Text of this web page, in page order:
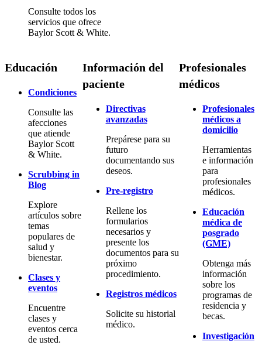
Consulte todos los
servicios que ofrece
Baylor Scott & White.
Educación
Condiciones
Consulte las
afecciones
que atiende
Baylor Scott
& White.
Scrubbing in
Blog
Explore
artículos sobre
temas
populares de
salud y
bienestar.
Clases y
eventos
Encuentre
clases y
eventos cerca
de usted.
Información del
paciente
Directivas
avanzadas
Prepárese para su
futuro
documentando sus
deseos.
Pre-registro
Rellene los
formularios
necesarios y
presente los
documentos para su
próximo
procedimiento.
Registros médicos
Solicite su historial
médico.
Profesionales
médicos
Profesionales
médicos a
domicilio
Herramientas
e información
para
profesionales
médicos.
Educación
médica de
posgrado
(GME)
Obtenga más
información
sobre los
programas de
residencia y
becas.
Investigación